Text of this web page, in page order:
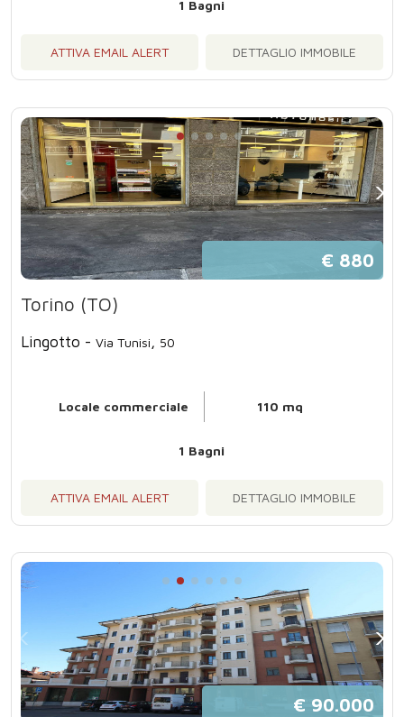
1 Bagni
ATTIVA EMAIL ALERT DETTAGLIO IMMOBILE
€ 880
Torino (TO)
Lingotto -Via Tunisi, 50
Locale commerciale 110 mq
1 Bagni
ATTIVA EMAIL ALERT DETTAGLIO IMMOBILE
€ 90.000